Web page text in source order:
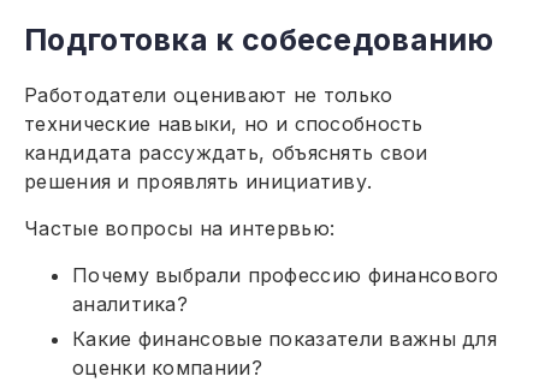
Подготовка к собеседованию
Работодатели оценивают не только
технические навыки, но и способность
кандидата рассуждать, объяснять свои
решения и проявлять инициативу.
Частые вопросы на интервью:
Почему выбрали профессию финансового
аналитика?
Какие финансовые показатели важны для
оценки компании?